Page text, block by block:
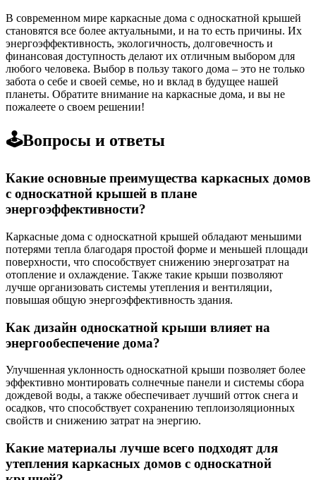
В современном мире каркасные дома с односкатной крышей
становятся все более актуальными, и на то есть причины. Их
энергоэффективность, экологичность, долговечность и
финансовая доступность делают их отличным выбором для
любого человека. Выбор в пользу такого дома – это не только
забота о себе и своей семье, но и вклад в будущее нашей
планеты. Обратите внимание на каркасные дома, и вы не
пожалеете о своем решении!
🕹️Вопросы и ответы
Какие основные преимущества каркасных домов
с односкатной крышей в плане
энергоэффективности?
Каркасные дома с односкатной крышей обладают меньшими
потерями тепла благодаря простой форме и меньшей площади
поверхности, что способствует снижению энергозатрат на
отопление и охлаждение. Также такие крыши позволяют
лучше организовать системы утепления и вентиляции,
повышая общую энергоэффективность здания.
Как дизайн односкатной крыши влияет на
энергообеспечение дома?
Улучшенная уклонность односкатной крыши позволяет более
эффективно монтировать солнечные панели и системы сбора
дождевой воды, а также обеспечивает лучший отток снега и
осадков, что способствует сохранению теплоизоляционных
свойств и снижению затрат на энергию.
Какие материалы лучше всего подходят для
утепления каркасных домов с односкатной